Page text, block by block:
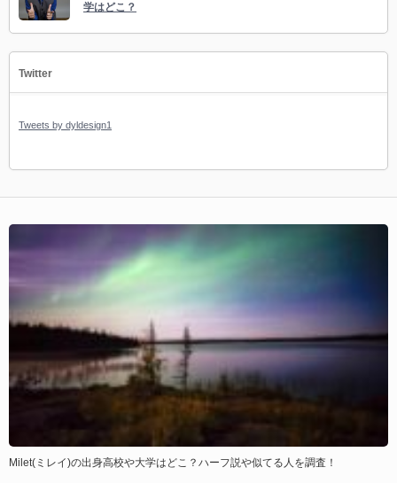
学はどこ？
Twitter
Tweets by dyldesign1
Milet(ミレイ)の出身高校や大学はどこ？ハーフ説や似てる人を調査！